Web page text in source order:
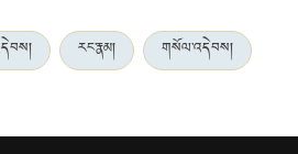
རང་རྣམ། གསོལ་འདེབས།